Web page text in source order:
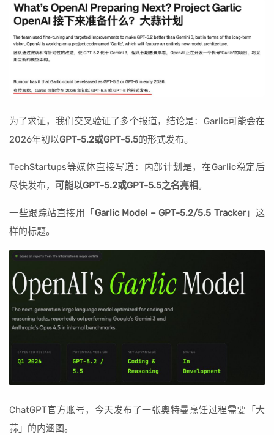
为了求证，我们交叉验证了多个报道，结论是：Garlic可能会在
2026年初以GPT-5.2或GPT-5.5的形式发布。
TechStartups等媒体直接写道：内部计划是，在Garlic稳定后
尽快发布， 可能以GPT-5.2或GPT-5.5之名亮相。
一些跟踪站直接用「 Garlic Model – GPT-5.2/5.5 Tracker」这
样的标题。
ChatGPT官方账号，今天发布了一张奥特曼烹饪过程需要「大
蒜」的内涵图。